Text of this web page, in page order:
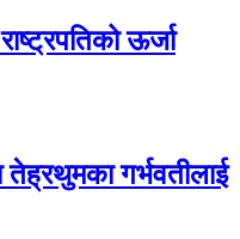
ऊर्जा
गर्भवतीलाई